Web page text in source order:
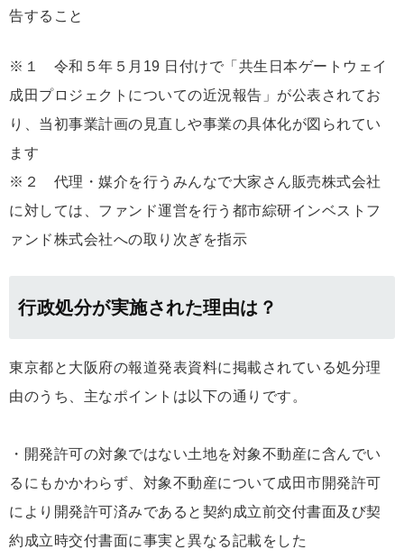
告すること
※１ 令和５年５月19 日付けで「共生日本ゲートウェイ
成田プロジェクトについての近況報告」が公表されてお
り、当初事業計画の見直しや事業の具体化が図られてい
ます
※２ 代理・媒介を行うみんなで大家さん販売株式会社
に対しては、ファンド運営を行う都市綜研インベストフ
ァンド株式会社への取り次ぎを指示
行政処分が実施された理由は？
東京都と大阪府の報道発表資料に掲載されている処分理
由のうち、主なポイントは以下の通りです。
・開発許可の対象ではない土地を対象不動産に含んでい
るにもかかわらず、対象不動産について成田市開発許可
により開発許可済みであると契約成立前交付書面及び契
約成立時交付書面に事実と異なる記載をした